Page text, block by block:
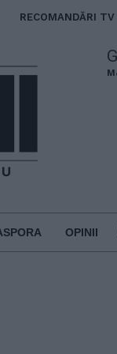
RECOMANDĂRI TV
OPINII